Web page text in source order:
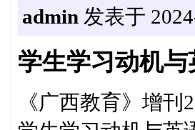
admin 发表于
学生学习动机
《广西教育》增